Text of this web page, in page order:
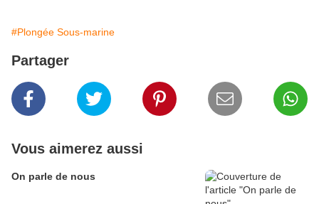
#Plongée Sous-marine
Partager
Vous aimerez aussi
On parle de nous